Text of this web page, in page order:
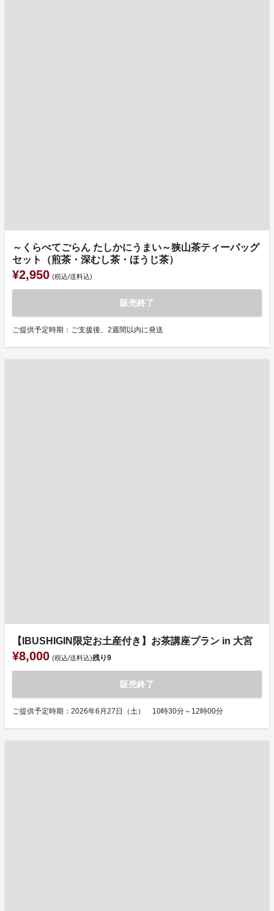
～くらべてごらん たしかにうまい～狭山茶ティーバッグ
セット（煎茶・深むし茶・ほうじ茶）
¥2,950 (税込/送料込)
販売終了
ご提供予定時期：ご支援後、2週間以内に発送
【IBUSHIGIN限定お土産付き】お茶講座プラン in 大宮
¥8,000 (税込/送料込)残り9
販売終了
ご提供予定時期：2026年6月27日（土） 10時30分～12時00分